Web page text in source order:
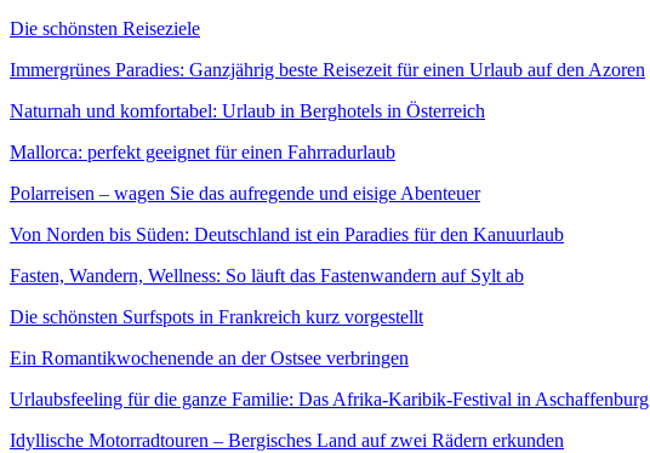
Die schönsten Reiseziele
Immergrünes Paradies: Ganzjährig beste Reisezeit für einen Urlaub auf den Azoren
Naturnah und komfortabel: Urlaub in Berghotels in Österreich
Mallorca: perfekt geeignet für einen Fahrradurlaub
Polarreisen – wagen Sie das aufregende und eisige Abenteuer
Von Norden bis Süden: Deutschland ist ein Paradies für den Kanuurlaub
Fasten, Wandern, Wellness: So läuft das Fastenwandern auf Sylt ab
Die schönsten Surfspots in Frankreich kurz vorgestellt
Ein Romantikwochenende an der Ostsee verbringen
Urlaubsfeeling für die ganze Familie: Das Afrika-Karibik-Festival in Aschaffenburg
Idyllische Motorradtouren – Bergisches Land auf zwei Rädern erkunden